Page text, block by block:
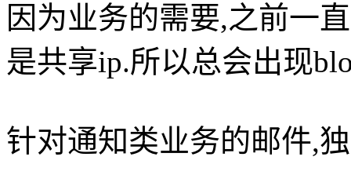
因为业务的需要,之前一
是共享ip.所以总会出现
针对通知类业务的邮件,